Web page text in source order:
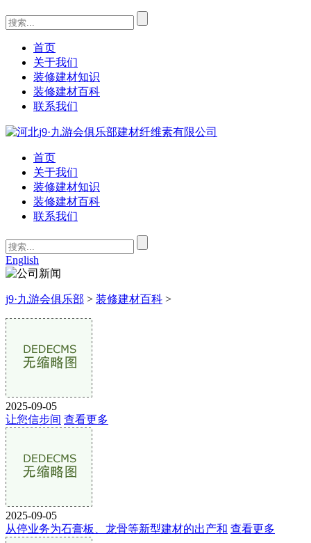
首页
关于我们
装修建材知识
装修建材百科
联系我们
首页
关于我们
装修建材知识
装修建材百科
联系我们
English
j9·九游会俱乐部 > 装修建材百科 >
2025-09-05
让您信步间 查看更多
2025-09-05
从停业务为石膏板、龙骨等新型建材的出产和 查看更多